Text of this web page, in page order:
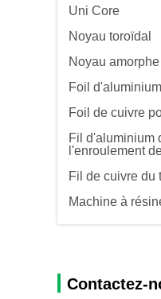
Uni Core
Noyau toroïdal
Noyau amorphe
Foil
Foil de cuivre
Fil d'aluminium
l'enroulement
Fil de cuivre du
Machine à
Contactez-